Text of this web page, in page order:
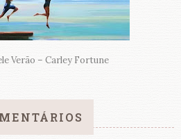
Verão – Carley Fortune